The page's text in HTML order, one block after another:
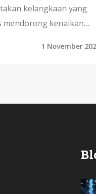
kelangkaan yang
mendorong kenaikan
memengaruhi pasar
1 November